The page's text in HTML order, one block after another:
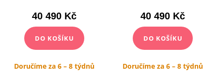
40 490 Kč
DO KOŠÍKU
Doručíme za 6 – 8 týdnů
40 490 Kč
DO KOŠÍKU
Doručíme za 6 – 8 týdnů